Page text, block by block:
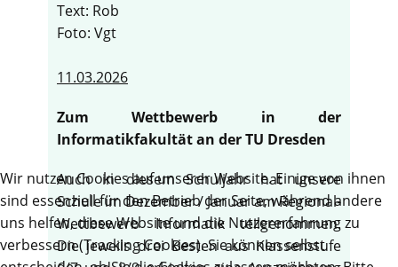
Text: Rob
Foto: Vgt
11.03.2026
Zum Wettbewerb in der
Informatikfakultät an der TU Dresden
Auch in diesem Schuljahr hat unsere
Schule im Dezember / Januar am Regional-
Wettbewerb Informatik teilgenommen.
Die jeweils drei Besten aus Klassenstufe
Wir nutzen Cookies auf unserer Website. Einige von ihnen
sind essenziell für den Betrieb der Seite, während andere
uns helfen, diese Website und die Nutzererfahrung zu
verbessern (Tracking Cookies). Sie können selbst